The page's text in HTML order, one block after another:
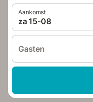
Aankomst
za 15-08
Gasten